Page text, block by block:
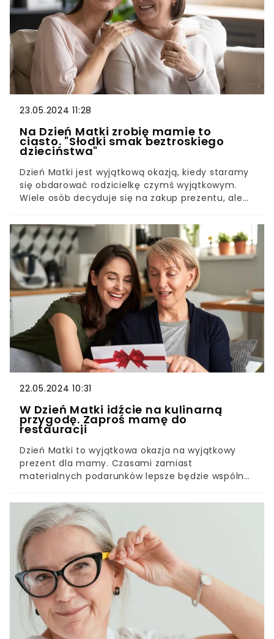
23.05.2024 11:28
Na Dzień Matki zrobię mamie to
ciasto. "Słodki smak beztroskiego
dzieciństwa"
Dzień Matki jest wyjątkową okazją, kiedy staramy
się obdarować rodzicielkę czymś wyjątkowym.
Wiele osób decyduje się na zakup prezentu, ale
własnoręcznie. Dobrym pomysłem może być
odwołanie się do czasu miłych wspomnień z
czasów dzieciństwa.
22.05.2024 10:31
W Dzień Matki idźcie na kulinarną
przygodę. Zaproś mamę do
restauracji
Dzień Matki to wyjątkowa okazja na wyjątkowy
prezent dla mamy. Czasami zamiast
materialnych podarunków lepsze będzie wspólne
nie stoi na przeszkodzie, by w Dzień Matki poznać
wspólnie… całkiem nowe smaki!